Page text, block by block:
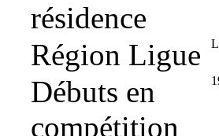
résidence
Région Ligue
Débuts en
compétition